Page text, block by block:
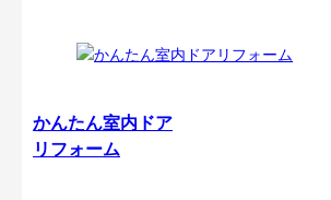
かんたん室内ドア
リフォーム